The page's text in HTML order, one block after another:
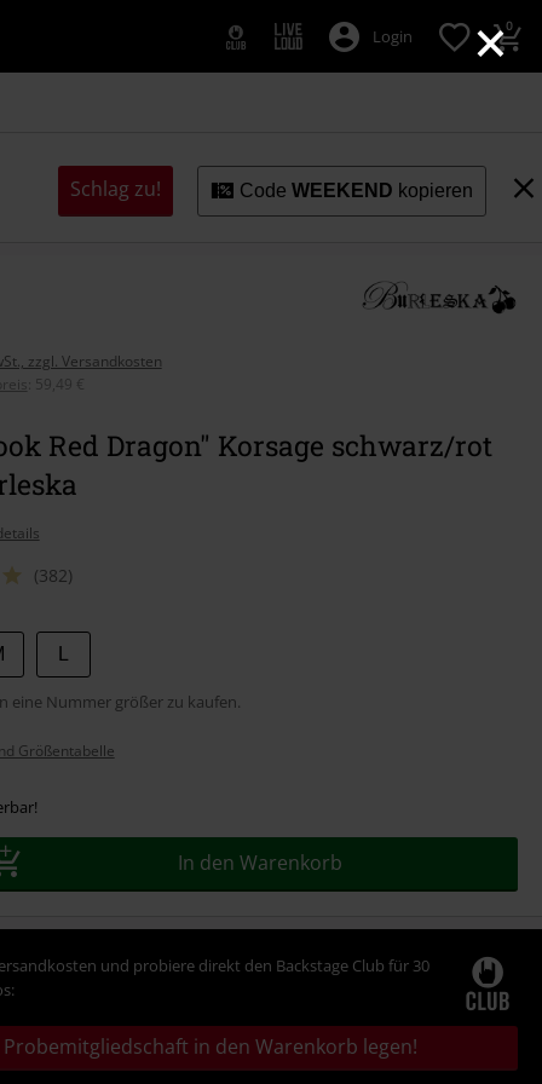
×
Login 0
Schlag zu! CodeWEEKEND kopieren
zzgl. Versandkosten
59,49 €
Red Dragon" Korsage schwarz/rot
(382)
eine Nummer größer zu kaufen.
Größentabelle
In den Warenkorb
und probiere direkt den Backstage Club für 30
Probemitgliedschaft in den Warenkorb legen!